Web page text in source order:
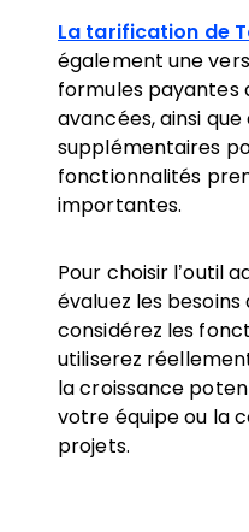
La tarification de
également une
formules payantes
avancées, ainsi que
supplémentaires
fonctionnalités
importantes.
Pour choisir l’outil
évaluez les
considérez les
utiliserez
la croissance
votre équipe ou la
projets.